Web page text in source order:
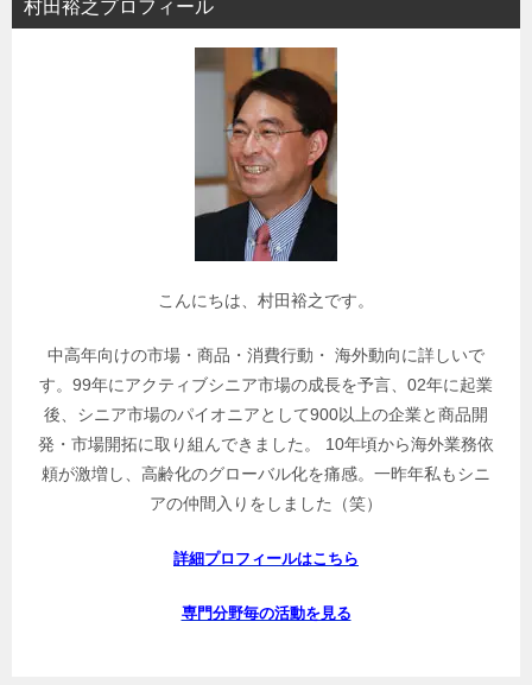
ー
村田裕之プロフィール
こんにちは、村田裕之です。
中高年向けの市場・商品・消費行動・ 海外動向に詳しいで
す。99年にアクティブシニア市場の成長を予言、02年に起業
後、シニア市場のパイオニアとして900以上の企業と商品開
発・市場開拓に取り組んできました。 10年頃から海外業務依
頼が激増し、高齢化のグローバル化を痛感。一昨年私もシニ
アの仲間入りをしました（笑）
詳細プロフィールはこちら
専門分野毎の活動を見る